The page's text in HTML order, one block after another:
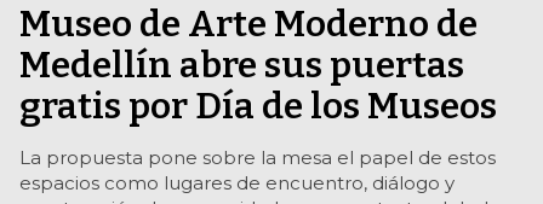
Museo de Arte Moderno de
Medellín abre sus puertas
gratis por Día de los Museos
La propuesta pone sobre la mesa el papel de estos
espacios como lugares de encuentro, diálogo y